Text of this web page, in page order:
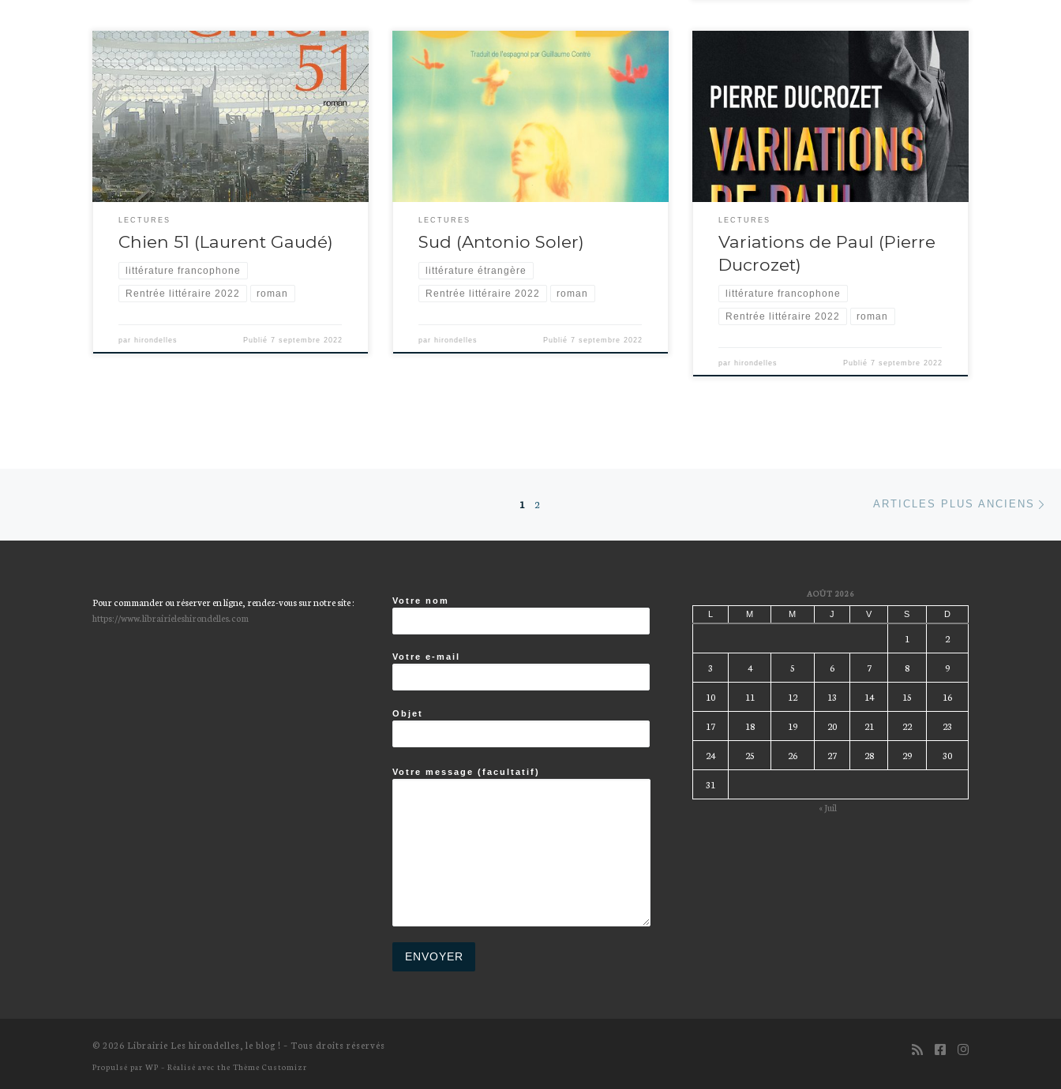
À mi-chemin du polar et de la SF pure, cette intrigue se déroule
dans un futur pas si éloigné de notre monde actuel
(technologie, dérèglement climatique, règne des
multinationales…).Le décor se situe en Grèce, ou du moins ce
qu’elle est devenue dans une dystopie digne de Philip K. Dick.
Le […]
LECTURES
Chien 51 (Laurent Gaudé)
littérature francophone
Rentrée littéraire 2022 roman
par hirondelles Publié 7 septembre 2022
Antonio Soler est un auteur espagnol plusieurs fois primé dans
son pays. Ce roman illustre parfaitement qu’il participe à un
groupe littéraire qui soutient Ulysse de James Joyce : unité de
temps en une seule journée, unité de lieu dans le sud de
l’Espagne sous un soleil de plomb, lent écoulement […]
LECTURES
Sud (Antonio Soler)
littérature étrangère
Rentrée littéraire 2022 roman
par hirondelles Publié 7 septembre 2022
On retrouve avec plaisir Pierre Ducrozet après Le grand
vertige, mais ici dans un sujet tout à fait différent.Un homme
se décrit, enfant puis jeune adulte, parisien puis globe-trotter.
Il est très tôt attiré par la musique, à travers le piano puis le
rock et le jazz, mais d’une façon […]
LECTURES
Variations de Paul (Pierre
Ducrozet)
littérature francophone
Rentrée littéraire 2022 roman
par hirondelles Publié 7 septembre 2022
1 2 ARTICLES PLUS ANCIENS
Pour commander ou réserver en ligne, rendez-vous sur notre site :
https://www.librairieleshirondelles.com
Votre nom
Votre e-mail
Objet
Votre message (facultatif)
AOÛT 2026
L M M J V S D
1 2
3 4 5 6 7 8 9
10 11 12 13 14 15 16
17 18 19 20 21 22 23
24 25 26 27 28 29 30
31
« Juil
© 2026 Librairie Les hirondelles, le blog ! – Tous droits réservés
Propulsé par WP – Réalisé avec the Thème Customizr